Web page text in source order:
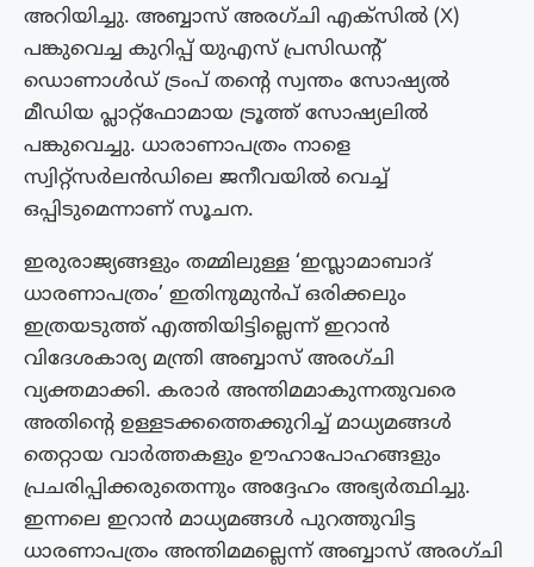
അറിയിച്ചു. അബ്ബാസ് അരഗ്ചി എക്സിൽ (X)
പങ്കുവെച്ച കുറിപ്പ് യുഎസ് പ്രസിഡന്റ്
ഡൊണാൾഡ് ട്രംപ് തന്റെ സ്വന്തം സോഷ്യൽ
മീഡിയ പ്ലാറ്റ്‌ഫോമായ ട്രൂത്ത് സോഷ്യലിൽ
പങ്കുവെച്ചു. ധാരാണാപത്രം നാളെ
സ്വിറ്റ്‌സര്‍ലന്‍ഡിലെ ജനീവയില്‍ വെച്ച്
ഒപ്പിടുമെന്നാണ് സൂചന.
ഇരുരാജ്യങ്ങളും തമ്മിലുള്ള ‘ഇസ്ലാമാബാദ്
ധാരണാപത്രം’ ഇതിനുമുൻപ് ഒരിക്കലും
ഇത്രയടുത്ത് എത്തിയിട്ടില്ലെന്ന് ഇറാൻ
വിദേശകാര്യ മന്ത്രി അബ്ബാസ് അരഗ്ചി
വ്യക്തമാക്കി. കരാർ അന്തിമമാകുന്നതുവരെ
അതിന്റെ ഉള്ളടക്കത്തെക്കുറിച്ച് മാധ്യമങ്ങൾ
തെറ്റായ വാർത്തകളും ഊഹാപോഹങ്ങളും
പ്രചരിപ്പിക്കരുതെന്നും അദ്ദേഹം അഭ്യർത്ഥിച്ചു.
ഇന്നലെ ഇറാന്‍ മാധ്യമങ്ങള്‍ പുറത്തുവിട്ട
ധാരണാപത്രം അന്തിമമല്ലെന്ന് അബ്ബാസ് അരഗ്ചി